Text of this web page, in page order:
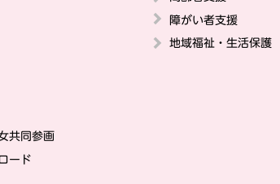
共同参画
ード
障がい者支援
地域福祉・生活保護